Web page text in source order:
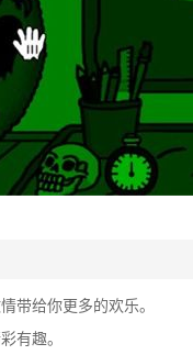
带给你更多的欢乐。
有趣。